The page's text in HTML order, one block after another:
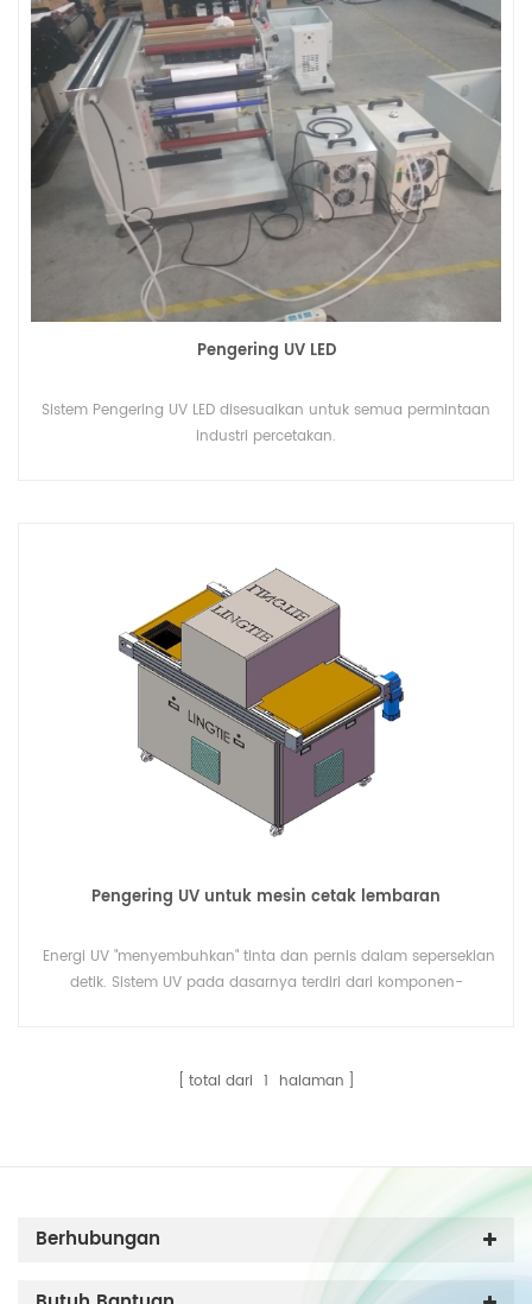
Pengering UV LED
Sistem Pengering UV LED disesuaikan untuk semua permintaan
industri percetakan.
Pengering UV untuk mesin cetak lembaran
Energi UV "menyembuhkan" tinta dan pernis dalam sepersekian
detik. Sistem UV pada dasarnya terdiri dari komponen-
total dari 1 halaman
Berhubungan